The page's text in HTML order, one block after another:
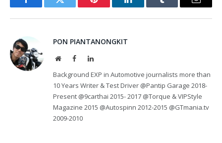
FacebookTwitter Pinterest LinkedInTumblr Email
PON PIANTANONGKIT
WebsiteFacebookLinkedIn
Background EXP in Automotive journalists more than
10 Years Writer & Test Driver @Pantip Garage 2018-
Present @9carthai 2015- 2017 @Torque & VIPStyle
Magazine 2015 @Autospinn 2012-2015 @GTmania.tv
2009-2010